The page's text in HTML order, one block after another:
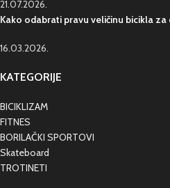
21.07.2026.
Kako odabrati pravu veličinu bicikla
16.03.2026.
KATEGORIJE
BICIKLIZAM
FITNES
BORILAČKI SPORTOVI
Skateboard
TROTINETI